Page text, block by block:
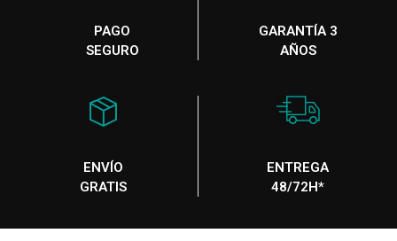
ENVÍO
GRATIS
PAGO
SEGURO
ENTREGA
48/72H*
GARANTÍA 3
AÑOS